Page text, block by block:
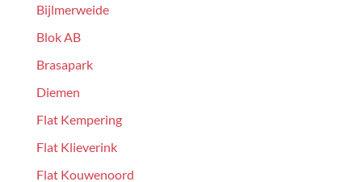
Bijlmerweide
Blok AB
Brasapark
Diemen
Flat Kempering
Flat Klieverink
Flat Kouwenoord